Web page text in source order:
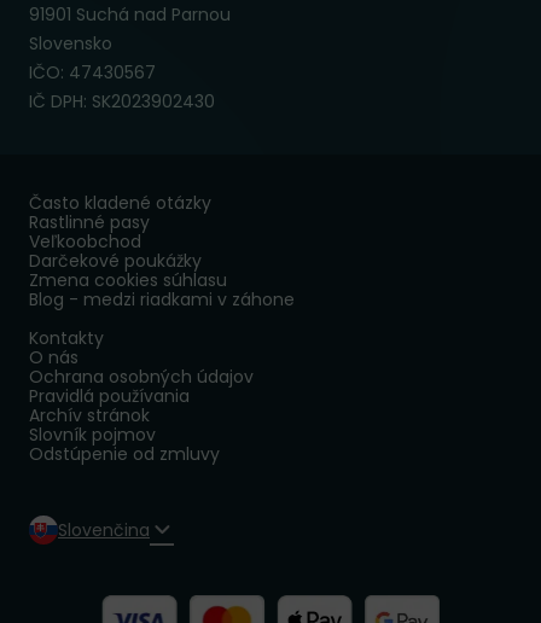
91901 Suchá nad Parnou
Slovensko
IČO: 47430567
IČ DPH: SK2023902430
Často kladené otázky
Rastlinné pasy
Veľkoobchod
Darčekové poukážky
Zmena cookies súhlasu
Blog - medzi riadkami v záhone
Kontakty
O nás
Ochrana osobných údajov
Pravidlá používania
Archív stránok
Slovník pojmov
Odstúpenie od zmluvy
Slovenčina